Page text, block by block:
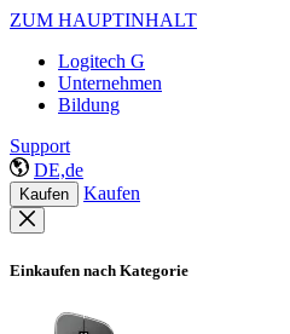
ZUM HAUPTINHALT
Logitech G
Unternehmen
Bildung
Support
DE,de
Kaufen Kaufen
Einkaufen nach Kategorie